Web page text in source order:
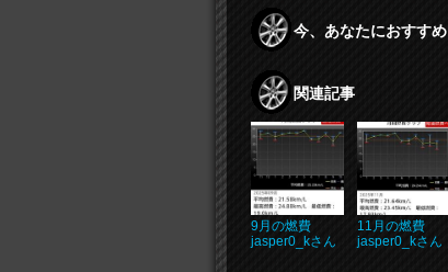
今、あなたにおすすめ
関連記事
9月の燃費
jasper0_kさん
11月の燃費
jasper0_kさん